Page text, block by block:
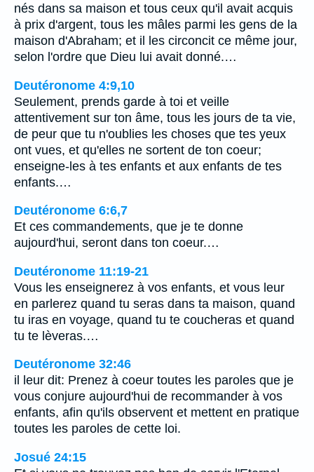
nés dans sa maison et tous ceux qu'il avait acquis
à prix d'argent, tous les mâles parmi les gens de la
maison d'Abraham; et il les circoncit ce même jour,
selon l'ordre que Dieu lui avait donné.…
Deutéronome 4:9,10
Seulement, prends garde à toi et veille
attentivement sur ton âme, tous les jours de ta vie,
de peur que tu n'oublies les choses que tes yeux
ont vues, et qu'elles ne sortent de ton coeur;
enseigne-les à tes enfants et aux enfants de tes
enfants.…
Deutéronome 6:6,7
Et ces commandements, que je te donne
aujourd'hui, seront dans ton coeur.…
Deutéronome 11:19-21
Vous les enseignerez à vos enfants, et vous leur
en parlerez quand tu seras dans ta maison, quand
tu iras en voyage, quand tu te coucheras et quand
tu te lèveras.…
Deutéronome 32:46
il leur dit: Prenez à coeur toutes les paroles que je
vous conjure aujourd'hui de recommander à vos
enfants, afin qu'ils observent et mettent en pratique
toutes les paroles de cette loi.
Josué 24:15